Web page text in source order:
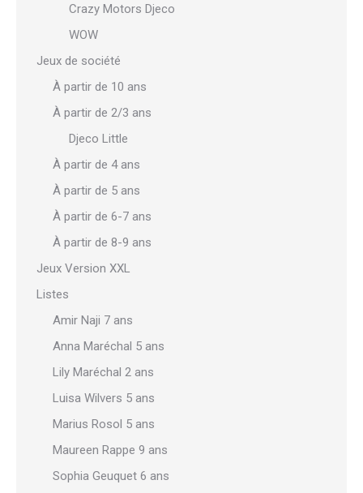
Crazy Motors Djeco
WOW
Jeux de société
À partir de 10 ans
À partir de 2/3 ans
Djeco Little
À partir de 4 ans
À partir de 5 ans
À partir de 6-7 ans
À partir de 8-9 ans
Jeux Version XXL
Listes
Amir Naji 7 ans
Anna Maréchal 5 ans
Lily Maréchal 2 ans
Luisa Wilvers 5 ans
Marius Rosol 5 ans
Maureen Rappe 9 ans
Sophia Geuquet 6 ans